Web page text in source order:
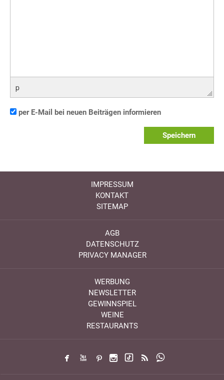
p
per E-Mail bei neuen Beiträgen informieren
Speichern
IMPRESSUM
KONTAKT
SITEMAP
AGB
DATENSCHUTZ
PRIVACY MANAGER
WERBUNG
NEWSLETTER
GEWINNSPIEL
WEINE
RESTAURANTS